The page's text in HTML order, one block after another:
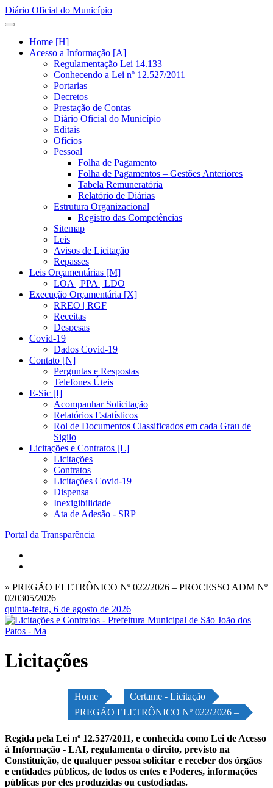
Diário Oficial do Município
Home [H]
Acesso a Informação [A]
Regulamentação Lei 14.133
Conhecendo a Lei nº 12.527/2011
Portarias
Decretos
Prestação de Contas
Diário Oficial do Município
Editais
Ofícios
Pessoal
Folha de Pagamento
Folha de Pagamentos – Gestões Anteriores
Tabela Remuneratória
Relatório de Diárias
Estrutura Organizacional
Registro das Competências
Sitemap
Leis
Avisos de Licitação
Repasses
Leis Orçamentárias [M]
LOA | PPA | LDO
Execução Orçamentária [X]
RREO | RGF
Receitas
Despesas
Covid-19
Dados Covid-19
Contato [N]
Perguntas e Respostas
Telefones Úteis
E-Sic [I]
Acompanhar Solicitação
Relatórios Estatísticos
Rol de Documentos Classificados em cada Grau de
Sigilo
Licitações e Contratos [L]
Licitações
Contratos
Licitações Covid-19
Dispensa
Inexigibilidade
Ata de Adesão - SRP
Portal da Transparência
» PREGÃO ELETRÔNICO Nº 022/2026 – PROCESSO ADM Nº
020305/2026
quinta-feira, 6 de agosto de 2026
Licitações
Home
Certame - Licitação
PREGÃO ELETRÔNICO Nº 022/2026 –
Regida pela Lei nº 12.527/2011, e conhecida como Lei de Acesso
à Informação - LAI, regulamenta o direito, previsto na
Constituição, de qualquer pessoa solicitar e receber dos órgãos
e entidades públicos, de todos os entes e Poderes, informações
públicas por eles produzidas ou custodiadas.